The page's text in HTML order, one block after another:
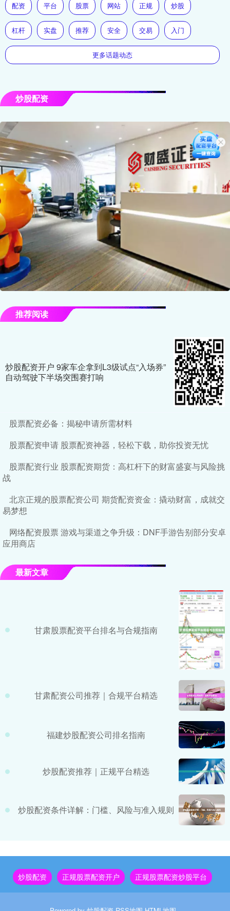
配资 平台 股票 网站 正规 炒股
杠杆 实盘 推荐 安全 交易 入门
更多话题动态
炒股配资
推荐阅读
炒股配资开户 9家车企拿到L3级试点“入场券”
自动驾驶下半场突围赛打响
股票配资必备：揭秘申请所需材料
股票配资申请 股票配资神器，轻松下载，助你投资无忧
股票配资行业 股票配资期货：高杠杆下的财富盛宴与风险挑
战
北京正规的股票配资公司 期货配资资金：撬动财富，成就交
易梦想
网络配资股票 游戏与渠道之争升级：DNF手游告别部分安卓
应用商店
最新文章
甘肃股票配资平台排名与合规指南
甘肃配资公司推荐｜合规平台精选
福建炒股配资公司排名指南
炒股配资推荐｜正规平台精选
炒股配资条件详解：门槛、风险与准入规则
炒股配资 正规股票配资开户 正规股票配资炒股平台